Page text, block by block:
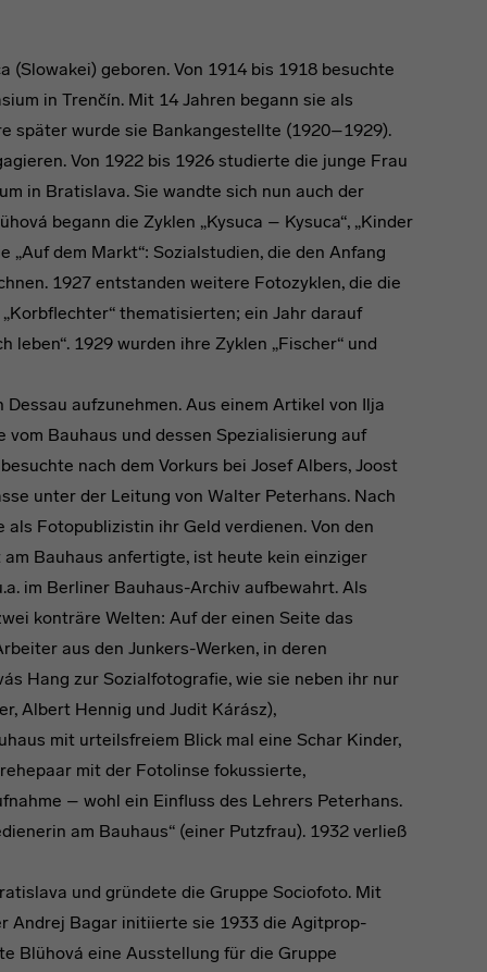
(Slowakei) geboren. Von 1914 bis 1918 besuchte
in Trenčín. Mit 14 Jahren begann sie als
später wurde sie Bankangestellte (1920–1929).
Von 1922 bis 1926 studierte die junge Frau
in Bratislava. Sie wandte sich nun auch der
begann die Zyklen „Kysuca – Kysuca“, „Kinder
„Auf dem Markt“: Sozialstudien, die den Anfang
1927 entstanden weitere Fotozyklen, die die
thematisierten; ein Jahr darauf
leben“. 1929 wurden ihre Zyklen „Fischer“ und
aufzunehmen. Aus einem Artikel von Ilja
Bauhaus und dessen Spezialisierung auf
nach dem Vorkurs bei Josef Albers, Joost
unter der Leitung von Walter Peterhans. Nach
Fotopublizistin ihr Geld verdienen. Von den
Bauhaus anfertigte, ist heute kein einziger
im Berliner Bauhaus-Archiv aufbewahrt. Als
konträre Welten: Auf der einen Seite das
aus den Junkers-Werken, in deren
Hang zur Sozialfotografie, wie sie neben ihr nur
Albert Hennig und Judit Kárász),
mit urteilsfreiem Blick mal eine Schar Kinder,
mit der Fotolinse fokussierte,
– wohl ein Einfluss des Lehrers Peterhans.
am Bauhaus“ (einer Putzfrau). 1932 verließ
und gründete die Gruppe Sociofoto. Mit
Andrej Bagar initiierte sie 1933 die Agitprop-
Blühová eine Ausstellung für die Gruppe